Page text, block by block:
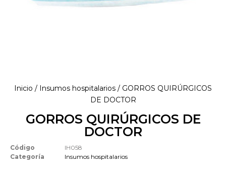
Inicio / Insumos hospitalarios / GORROS QUIRÚRGICOS
DE DOCTOR
GORROS QUIRÚRGICOS DE
DOCTOR
Código
IH058
Categoría
Insumos hospitalarios